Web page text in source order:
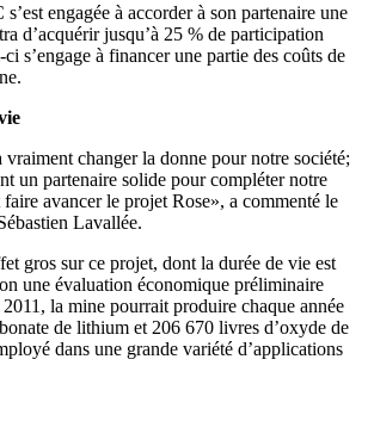
engagée à accorder à son partenaire une
d’acquérir jusqu’à 25 % de participation
s’engage à financer une partie des coûts de
changer la donne pour notre société;
un partenaire solide pour compléter notre
avancer le projet Rose», a commenté le
Lavallée.
gros sur ce projet, dont la durée de vie est
une évaluation économique préliminaire
2011, la mine pourrait produire chaque année
de lithium et 206 670 livres d’oxyde de
dans une grande variété d’applications